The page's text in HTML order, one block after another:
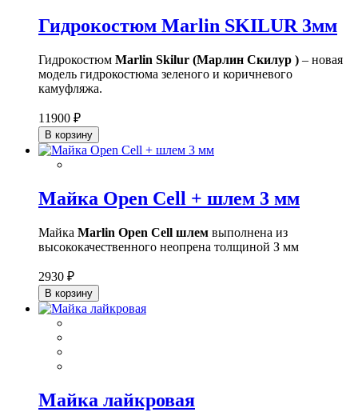
Гидрокостюм Marlin SKILUR 3мм
Гидрокостюм Marlin Skilur (Марлин Скилур ) – новая
модель гидрокостюма зеленого и коричневого
камуфляжа.
11900 ₽
В корзину
Майка Open Cell + шлем 3 мм
Майка Marlin Open Cell шлем выполнена из
высококачественного неопрена толщиной З мм
2930 ₽
В корзину
Майка лайкровая